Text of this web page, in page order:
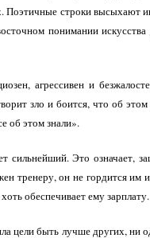
Поэтичные строки высыхают
понимании
агрессивен и
зло и боится, что об
об этом знали».
сильнейший. Это означает,
тренеру, он не гордится им
обеспечивает ему зарплату.
цели быть лучше других, ни